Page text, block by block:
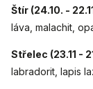
Štír (24.10. -
láva, malachit,
Střelec (23.11 -
labradorit, lapis